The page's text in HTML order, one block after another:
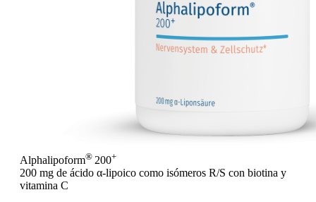
Alphalipoform® 200+
200 mg de ácido α-lipoico como isómeros R/S con biotina y
vitamina C